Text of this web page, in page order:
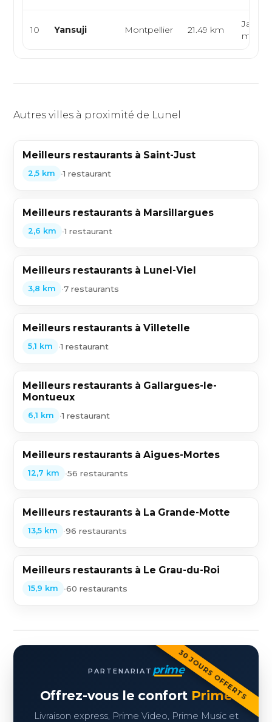
10 Yansuji Montpellier 21.49 km
makis
Autres villes à proximité de Lunel
Meilleurs restaurants à Saint-Just
2,5 km •1 restaurant
Meilleurs restaurants à Marsillargues
2,6 km •1 restaurant
Meilleurs restaurants à Lunel-Viel
3,8 km •7 restaurants
Meilleurs restaurants à Villetelle
5,1 km •1 restaurant
Meilleurs restaurants à Gallargues-le-
Montueux
6,1 km •1 restaurant
Meilleurs restaurants à Aigues-Mortes
12,7 km •56 restaurants
Meilleurs restaurants à La Grande-Motte
13,5 km •96 restaurants
Meilleurs restaurants à Le Grau-du-Roi
15,9 km •60 restaurants
30 JOURS OFFERTS
PARTENARIAT prime
Offrez-vous le confort Prime
Livraison express, Prime Video, Prime Music et